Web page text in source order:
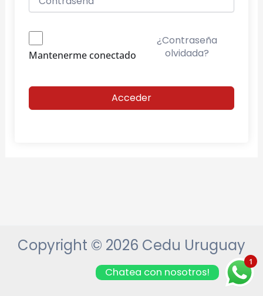
Mantenerme conectado
¿Contraseña
olvidada?
Acceder
Copyright © 2026 Cedu Uruguay
1
Chatea con nosotros!